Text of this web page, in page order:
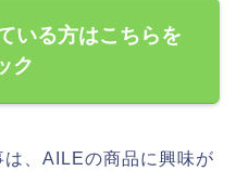
いる方はこちらを
ク
、AILEの商品に興味が